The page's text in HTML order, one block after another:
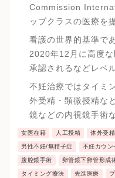
Commission
ップクラスの医療を
す。
看護の世界的基準で
2020年12月に高度
承認されるなどレベ
不妊治療ではタイミ
外受精・顕微授精な
鏡などの内視鏡手術
ます。
女医在籍 人工授精 体外受精
男性不妊/無精子症 不妊カウン
腹腔鏡手術 卵管鏡下卵管形成
タイミング療法 先進医療